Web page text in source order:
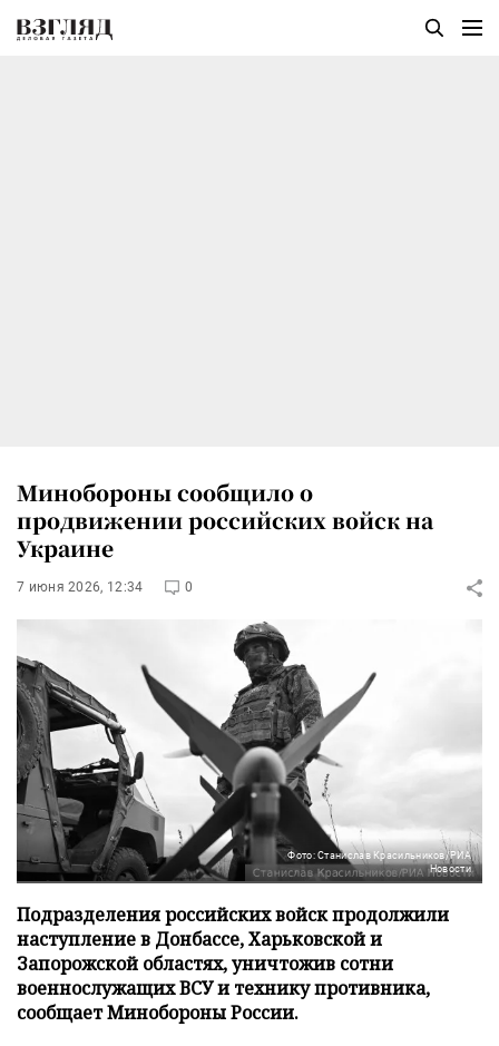
Минобороны сообщило о
продвижении российских войск на
Украине
7 июня 2026, 12:34 0
Фото: Станислав Красильников/РИА
Новости
Подразделения российских войск продолжили
наступление в Донбассе, Харьковской и
Запорожской областях, уничтожив сотни
военнослужащих ВСУ и технику противника,
сообщает Минобороны России.